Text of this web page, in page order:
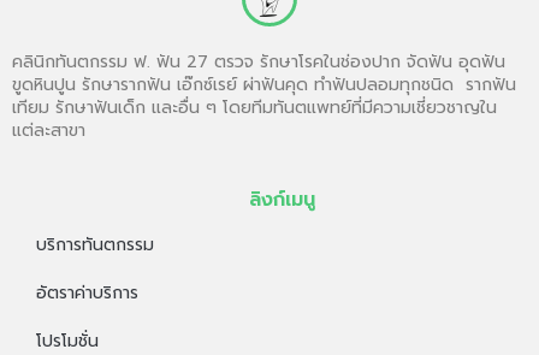
คลินิกทันตกรรม ฟ. ฟัน 27 ตรวจ รักษาโรคในช่องปาก จัดฟัน อุดฟัน
ขูดหินปูน รักษารากฟัน เอ๊กซ์เรย์ ผ่าฟันคุด ทำฟันปลอมทุกชนิด รากฟัน
เทียม รักษาฟันเด็ก และอื่น ๆ โดยทีมทันตแพทย์ที่มีความเชี่ยวชาญใน
แต่ละสาขา
ลิงก์เมนู
บริการทันตกรรม
อัตราค่าบริการ
โปรโมชั่น